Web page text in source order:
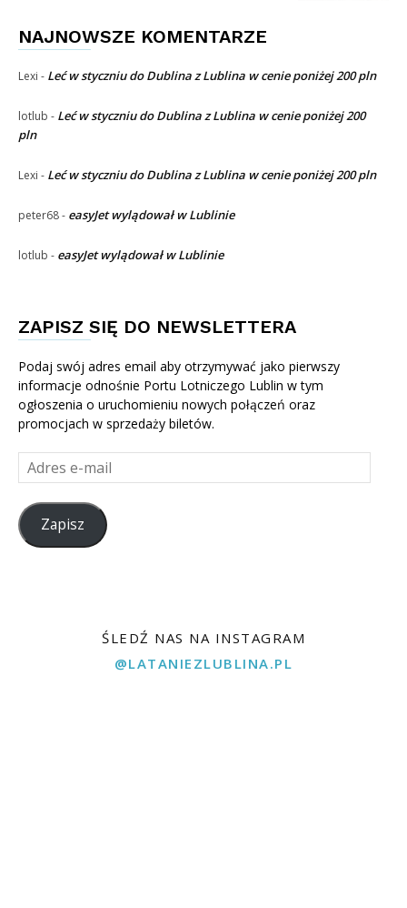
NAJNOWSZE KOMENTARZE
Lexi - Leć w styczniu do Dublina z Lublina w cenie poniżej 200 pln
lotlub - Leć w styczniu do Dublina z Lublina w cenie poniżej 200
pln
Lexi - Leć w styczniu do Dublina z Lublina w cenie poniżej 200 pln
peter68- easyJet wylądował w Lublinie
lotlub - easyJet wylądował w Lublinie
ZAPISZ SIĘ DO NEWSLETTERA
Podaj swój adres email aby otrzymywać jako pierwszy
informacje odnośnie Portu Lotniczego Lublin w tym
ogłoszenia o uruchomieniu nowych połączeń oraz
promocjach w sprzedaży biletów.
Adres
e-
mail
Zapisz
ŚLEDŹ NAS NA INSTAGRAM
@LATANIEZLUBLINA.PL